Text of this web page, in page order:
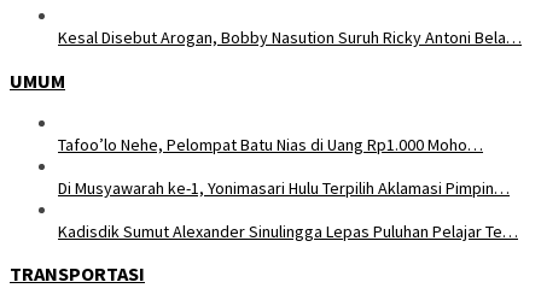
Kesal Disebut Arogan, Bobby Nasution Suruh Ricky Antoni Bela…
UMUM
Tafoo’lo Nehe, Pelompat Batu Nias di Uang Rp1.000 Moho…
Di Musyawarah ke-1, Yonimasari Hulu Terpilih Aklamasi Pimpin…
Kadisdik Sumut Alexander Sinulingga Lepas Puluhan Pelajar Te…
TRANSPORTASI